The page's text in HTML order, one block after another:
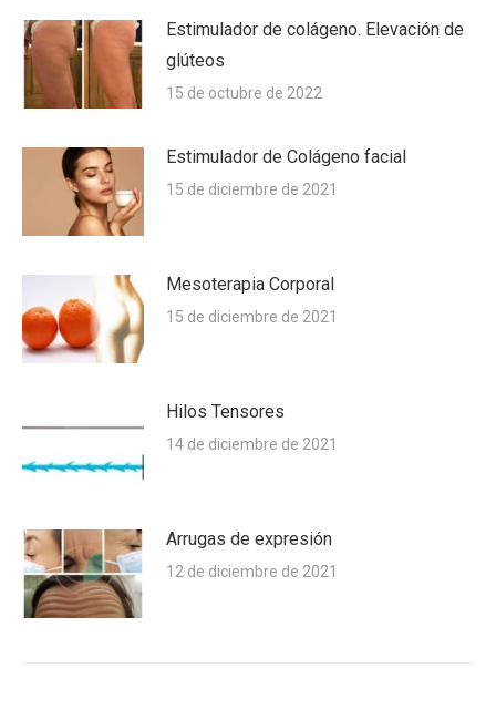
Estimulador de colágeno. Elevación de
glúteos
15 de octubre de 2022
Estimulador de Colágeno facial
15 de diciembre de 2021
Mesoterapia Corporal
15 de diciembre de 2021
Hilos Tensores
14 de diciembre de 2021
Arrugas de expresión
12 de diciembre de 2021